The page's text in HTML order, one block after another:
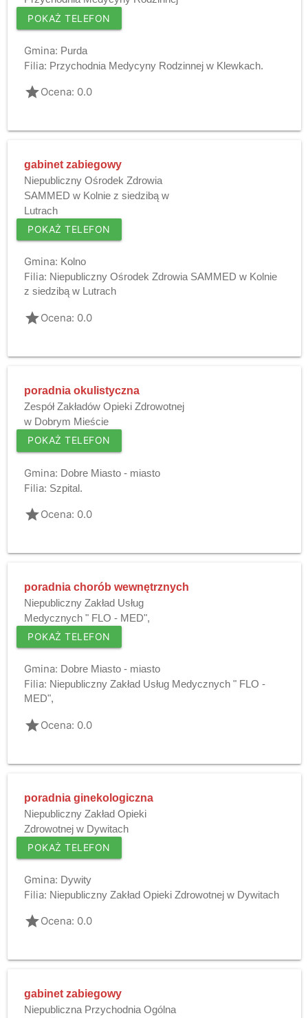
POKAŻ TELEFON
Gmina: Purda
Filia: Przychodnia Medycyny Rodzinnej w Klewkach.
gradeOcena: 0.0
gabinet zabiegowy
Niepubliczny Ośrodek Zdrowia
SAMMED w Kolnie z siedzibą w
Lutrach
POKAŻ TELEFON
Gmina: Kolno
Filia: Niepubliczny Ośrodek Zdrowia SAMMED w Kolnie
z siedzibą w Lutrach
gradeOcena: 0.0
poradnia okulistyczna
Zespół Zakładów Opieki Zdrowotnej
w Dobrym Mieście
POKAŻ TELEFON
Gmina: Dobre Miasto - miasto
Filia: Szpital.
gradeOcena: 0.0
poradnia chorób wewnętrznych
Niepubliczny Zakład Usług
Medycznych " FLO - MED",
POKAŻ TELEFON
Gmina: Dobre Miasto - miasto
Filia: Niepubliczny Zakład Usług Medycznych " FLO -
MED",
gradeOcena: 0.0
poradnia ginekologiczna
Niepubliczny Zakład Opieki
Zdrowotnej w Dywitach
POKAŻ TELEFON
Gmina: Dywity
Filia: Niepubliczny Zakład Opieki Zdrowotnej w Dywitach
gradeOcena: 0.0
gabinet zabiegowy
Niepubliczna Przychodnia Ogólna